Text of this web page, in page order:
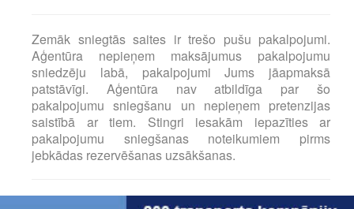
Zemāk sniegtās saites ir trešo pušu pakalpojumi.
Aģentūra nepieņem maksājumus pakalpojumu
sniedzēju labā, pakalpojumi Jums jāapmaksā
patstāvīgi. Aģentūra nav atbildīga par šo
pakalpojumu sniegšanu un nepieņem pretenzijas
saistībā ar tiem. Stingri iesakām iepazīties ar
pakalpojumu sniegšanas noteikumiem pirms
jebkādas rezervēšanas uzsākšanas.